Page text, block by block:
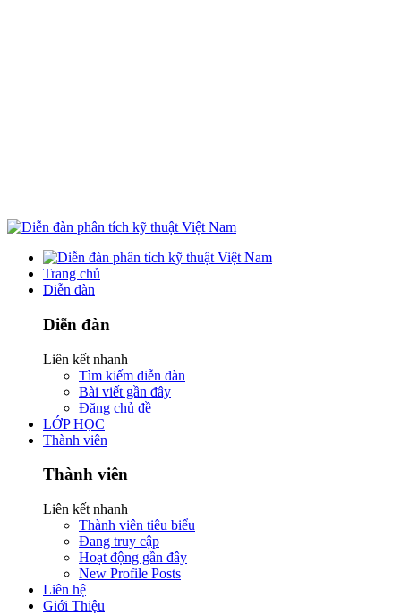
Trang chủ
Diễn đàn
Diễn đàn
Liên kết nhanh
Tìm kiếm diễn đàn
Bài viết gần đây
Đăng chủ đề
LỚP HỌC
Thành viên
Thành viên
Liên kết nhanh
Thành viên tiêu biểu
Đang truy cập
Hoạt động gần đây
New Profile Posts
Liên hệ
Giới Thiệu